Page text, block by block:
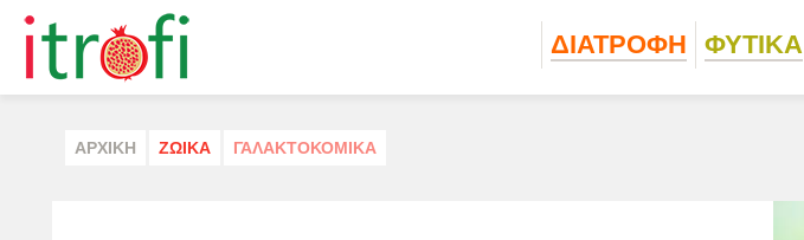
ΔΙΑΤΡΟΦΗ ΦΥΤΙΚA
ΑΡΧΙΚΗ ΖΩΙΚA ΓΑΛΑΚΤΟΚΟΜΙΚA